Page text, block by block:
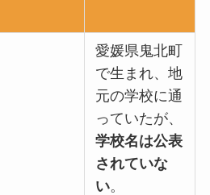
愛媛県鬼北町
で生まれ、地
元の学校に通
っていたが、
学校名は公表
されていな
い。